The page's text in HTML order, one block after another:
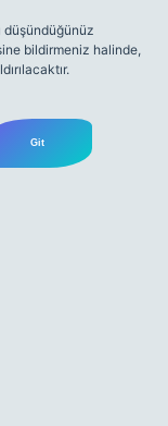
düşündüğünüz
bildirmeniz halinde,